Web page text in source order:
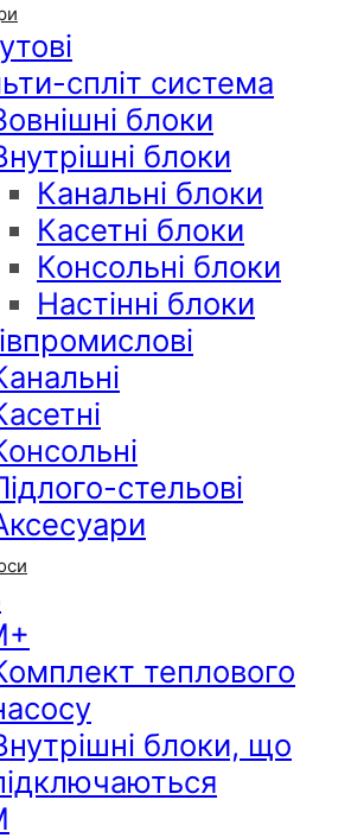
спліт система
блоки
блоки
Канальні блоки
Касетні блоки
Консольні блоки
Настінні блоки
стельові
теплового
блоки, що